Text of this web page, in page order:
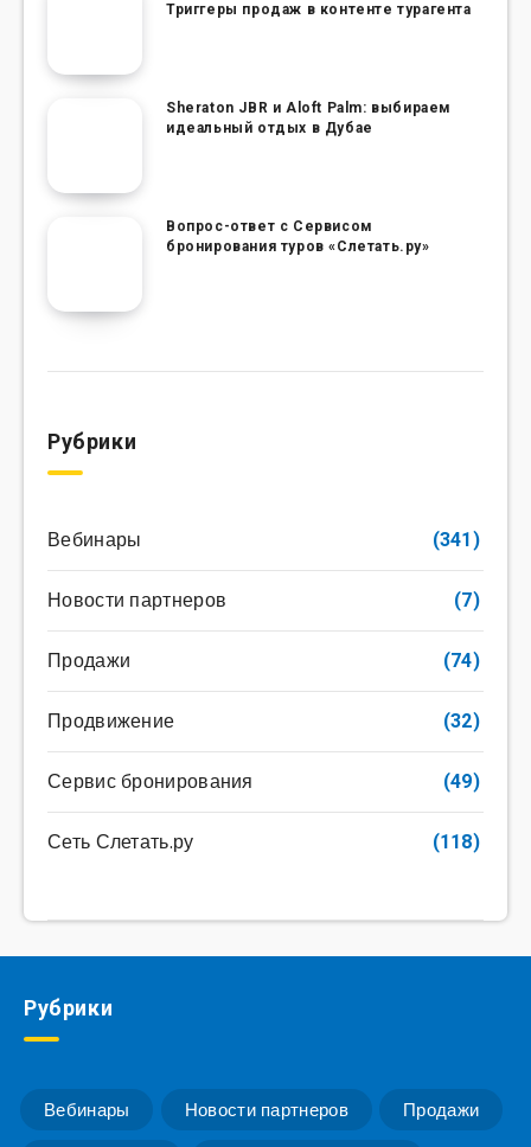
Триггеры продаж в контенте турагента
Sheraton JBR и Aloft Palm: выбираем
идеальный отдых в Дубае
Вопрос-ответ с Сервисом
бронирования туров «Слетать.ру»
Рубрики
Вебинары (341)
Новости партнеров (7)
Продажи (74)
Продвижение (32)
Сервис бронирования (49)
Сеть Слетать.ру (118)
Рубрики
Вебинары Новости партнеров Продажи